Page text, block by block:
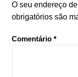
O seu endereço
obrigatórios são
Comentário *